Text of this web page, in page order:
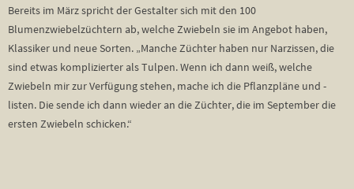
Bereits im März spricht der Gestalter sich mit den 100
Blumenzwiebelzüchtern ab, welche Zwiebeln sie im Angebot haben,
Klassiker und neue Sorten. „Manche Züchter haben nur Narzissen, die
sind etwas komplizierter als Tulpen. Wenn ich dann weiß, welche
Zwiebeln mir zur Verfügung stehen, mache ich die Pflanzpläne und -
listen. Die sende ich dann wieder an die Züchter, die im September die
ersten Zwiebeln schicken.“